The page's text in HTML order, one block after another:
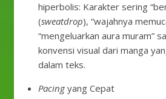
hiperbolis: Karakter sering
(sweatdrop), “wajahnya
“mengeluarkan aura muram”
konvensi visual dari manga
dalam teks.
Pacingyang Cepat